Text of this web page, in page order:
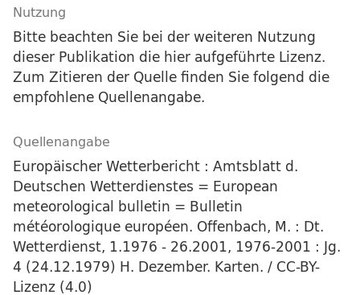
Nutzung
Bitte beachten Sie bei der weiteren Nutzung
dieser Publikation die hier aufgeführte Lizenz.
Zum Zitieren der Quelle finden Sie folgend die
empfohlene Quellenangabe.
Quellenangabe
Europäischer Wetterbericht : Amtsblatt d.
Deutschen Wetterdienstes = European
meteorological bulletin = Bulletin
météorologique européen. Offenbach, M. : Dt.
Wetterdienst, 1.1976 - 26.2001, 1976-2001 : Jg.
4 (24.12.1979) H. Dezember. Karten. / CC-BY-
Lizenz (4.0)